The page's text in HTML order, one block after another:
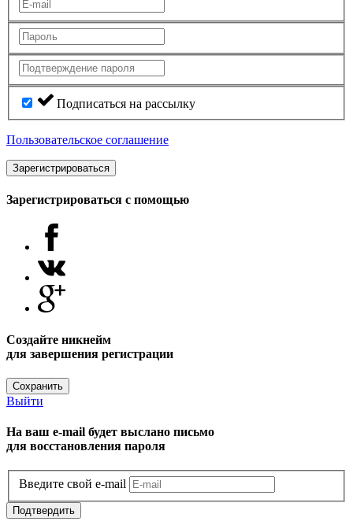
Подписаться на рассылку
Пользовательское соглашение
Зарегистрироваться
Зарегистрироваться с помощью
Создайте никнейм
для завершения регистрации
Сохранить
Выйти
На ваш e-mail будет выслано письмо
для восстановления пароля
Введите свой e-mail
Подтвердить